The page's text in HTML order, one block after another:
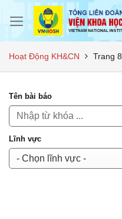
Hoạt Động KH&CN Trang 8
Tên bài báo
Lĩnh vực